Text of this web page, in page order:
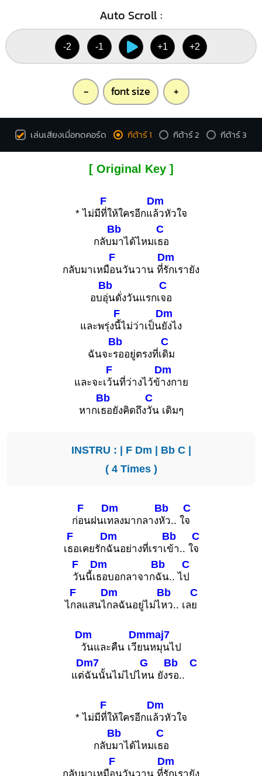
Auto Scroll :
-2 -1 +1 +2
- font size +
เล่นเสียงเมื่อกดคอร์ด กีต้าร์ 1 กีต้าร์ 2 กีต้าร์ 3
[ Original Key ]
* ไม่มี
F
ที่ให้ใครอีกแ
Dm
ล้วหัวใจ
กลับ
Bb
มาได้ไหมเ
C
ธอ
กลับมาเหมื
F
อนวันวาน ที่
Dm
รักเรายัง
อบ
Bb
อุ่นดั่งวันแรกเ
C
จอ
และพรุ่ง
F
นี้ไม่ว่าเป็น
Dm
ยังไง
ฉันจะ
Bb
รออยู่ตรงที่เ
C
ดิม
และจะเ
F
ว้นที่ว่างไว้ข้
Dm
างกาย
หากเ
Bb
ธอยังคิดถึง
C
วัน เดิมๆ
INSTRU : | F Dm | Bb C|
( 4 Times )
ก่
F
อนฝนเ
Dm
ทลงมากลาง
Bb
หัว.. ใ
C
จ
เ
F
ธอเคยรัก
Dm
ฉันอย่างที่เราเ
Bb
ข้า.. ใ
C
จ
F
วันนี้เ
Dm
ธอบอกลาจาก
Bb
ฉัน.. ไ
C
ป
ไ
F
กลแสนไ
Dm
กลฉันอยู่ไม่ไ
Bb
หว.. เล
C
ย
Dm
วันและคืน เวี
Dmmaj7
ยนหมุนไป
แต่
Dm7
ฉันนั้นไม่ไปไ
G
หน ยัง
Bb
รอ..
C
* ไม่มี
F
ที่ให้ใครอีกแ
Dm
ล้วหัวใจ
กลับ
Bb
มาได้ไหมเ
C
ธอ
F Dm